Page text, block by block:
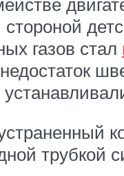
газов стал
трубкой